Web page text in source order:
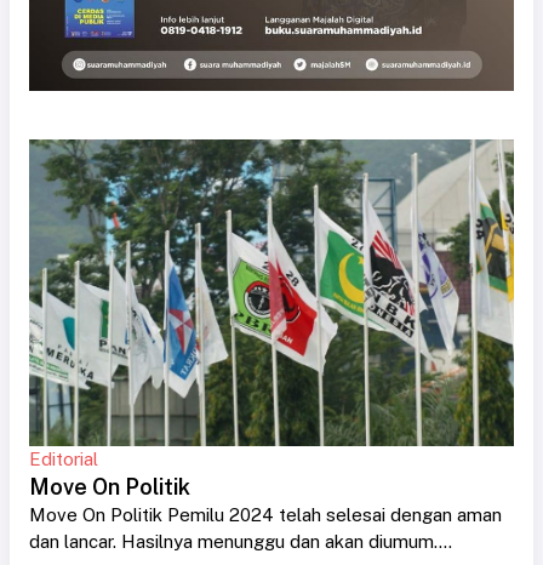
Editorial
Move On Politik
Move On Politik Pemilu 2024 telah selesai dengan aman
dan lancar. Hasilnya menunggu dan akan diumum....